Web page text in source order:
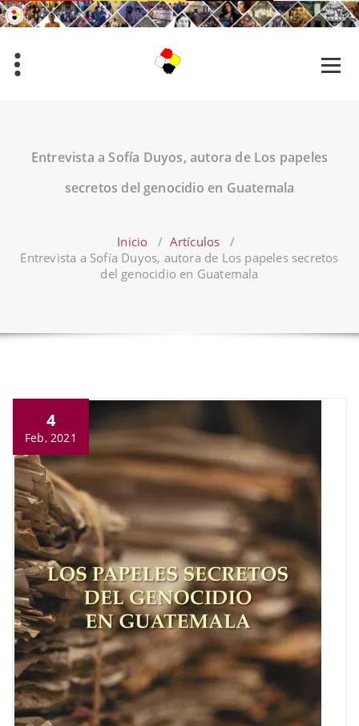
Saltar
al
Entrevista a Sofía Duyos, autora de Los papeles
secretos del genocidio en Guatemala
Inicio / Artículos /
Entrevista a Sofía Duyos, autora de Los papeles secretos
del genocidio en Guatemala
4
Feb, 2021